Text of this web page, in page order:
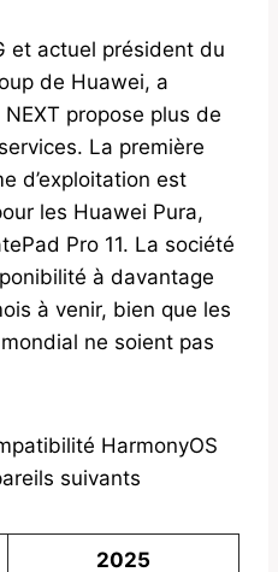
et actuel président du
de Huawei, a
propose plus de
La première
d’exploitation est
les Huawei Pura,
Pro 11. La société
à davantage
à venir, bien que les
ne soient pas
HarmonyOS
suivants
2025